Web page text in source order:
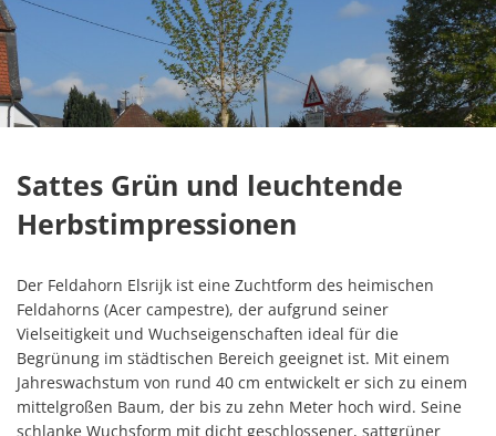
Sattes Grün und leuchtende
Herbstimpressionen
Der Feldahorn Elsrijk ist eine Zuchtform des heimischen
Feldahorns (Acer campestre), der aufgrund seiner
Vielseitigkeit und Wuchseigenschaften ideal für die
Begrünung im städtischen Bereich geeignet ist. Mit einem
Jahreswachstum von rund 40 cm entwickelt er sich zu einem
mittelgroßen Baum, der bis zu zehn Meter hoch wird. Seine
schlanke Wuchsform mit dicht geschlossener, sattgrüner